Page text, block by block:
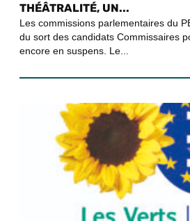
THÉÂTRALITÉ, UN...
Les commissions parlementaires du
du sort des candidats Commissaires
encore en suspens. Le...